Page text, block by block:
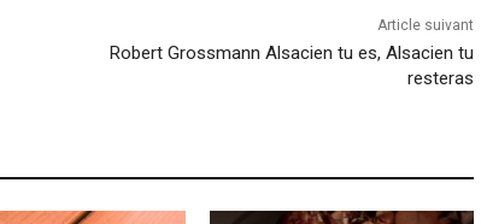
Article suivant
Robert Grossmann Alsacien tu es, Alsacien tu
resteras